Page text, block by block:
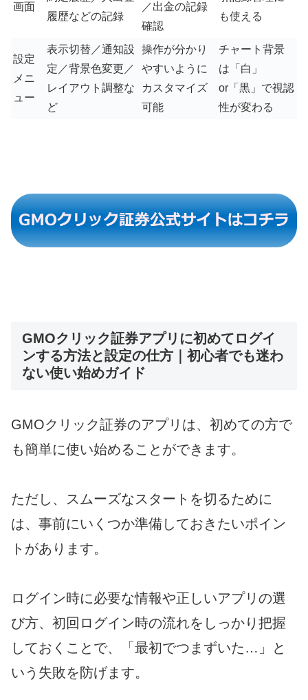
画面
履歴などの記録
／出金の記録
確認
も使える
設定
メニ
ュー
表示切替／通知設
定／背景色変更／
レイアウト調整な
ど
操作が分かり
やすいように
カスタマイズ
可能
チャート背景
は「白」
or「黒」で視認
性が変わる
GMOクリック証券アプリに初めてログイ
ンする方法と設定の仕方｜初心者でも迷わ
ない使い始めガイド
GMOクリック証券のアプリは、初めての方で
も簡単に使い始めることができます。
ただし、スムーズなスタートを切るために
は、事前にいくつか準備しておきたいポイン
トがあります。
ログイン時に必要な情報や正しいアプリの選
び方、初回ログイン時の流れをしっかり把握
しておくことで、「最初でつまずいた…」と
いう失敗を防げます。